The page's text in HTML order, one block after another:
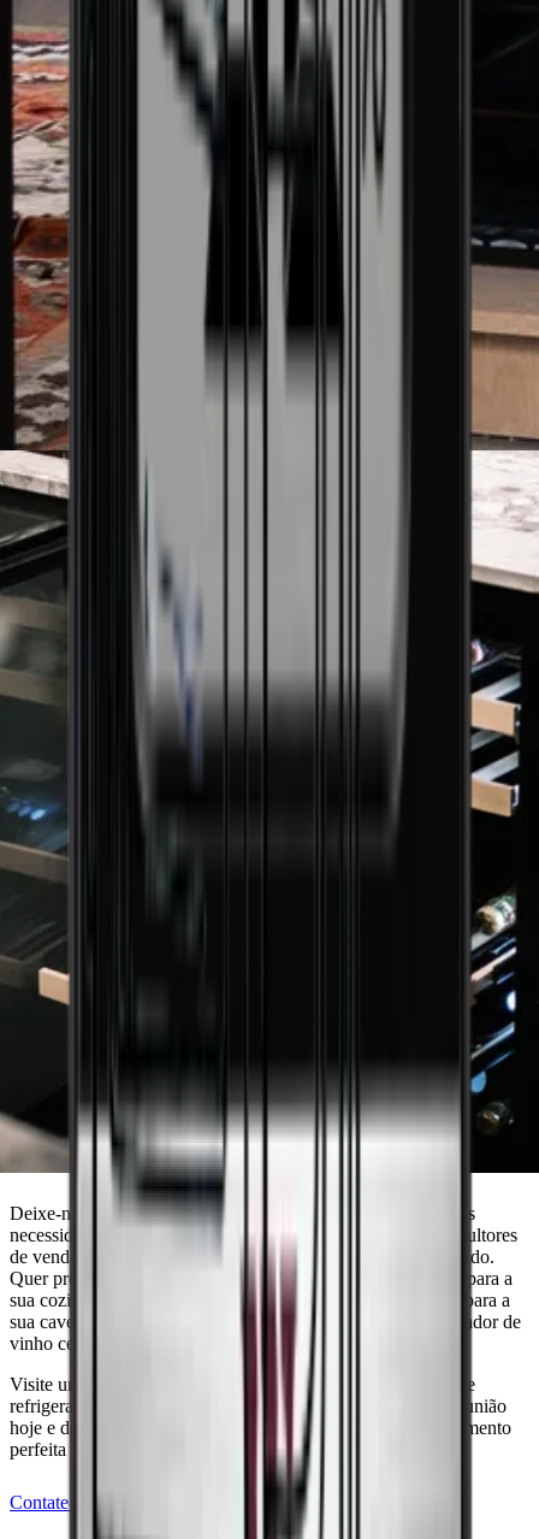
Precisa de orientação para encontrar o
refrigerador de vinho que corresponde às
suas necessidades?
Deixe-nos ajudá-lo a encontrar a solução perfeita para as suas
necessidades. Marque uma reunião com um dos nossos consultores
de vendas experientes e obtenha aconselhamento personalizado.
Quer precise de um refrigerador de vinho discreto integrado para a
sua cozinha recentemente renovada ou de um independente para a
sua cave, estamos prontos para o ajudar a escolher o refrigerador de
vinho certo.
Visite um dos nossos showrooms e descubra a nossa gama de
refrigeradores de vinho de alta qualidade, ou marque uma reunião
hoje e deixe-nos ajudá-lo a encontrar a solução de armazenamento
perfeita para o seu vinho.
Contate-nos